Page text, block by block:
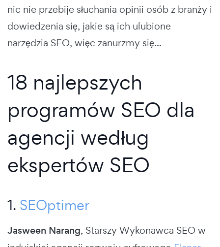
nic nie przebije słuchania opinii osób z branży i
dowiedzenia się, jakie są ich ulubione
narzędzia SEO, więc zanurzmy się...
18 najlepszych
programów SEO dla
agencji według
ekspertów SEO
1. SEOptimer
Jasween Narang, Starszy Wykonawca SEO w